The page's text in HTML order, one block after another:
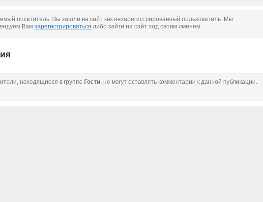
посетитель, Вы зашли на сайт как незарегистрированный пользователь. Мы
Вам зарегистрироваться либо зайти на сайт под своим именем.
находящиеся в группе Гости, не могут оставлять комментарии к данной публикации.